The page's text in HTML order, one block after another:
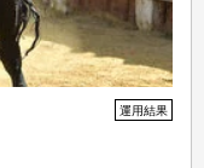
運用結果